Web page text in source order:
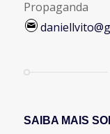
SAIBA MAIS